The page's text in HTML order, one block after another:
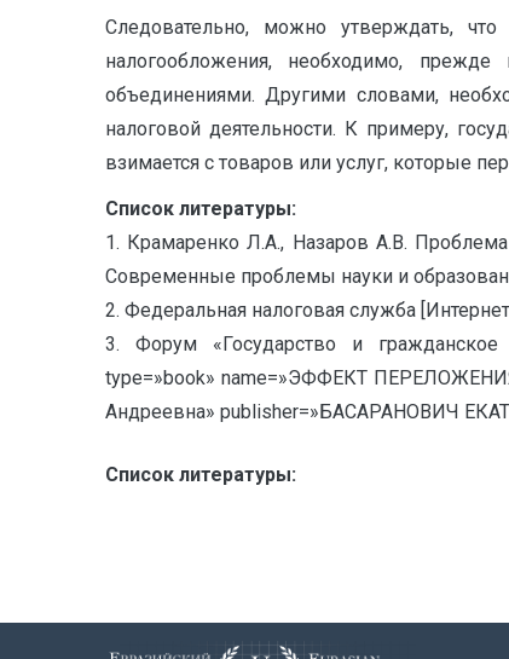
Следовательно, можно утверждать,
налогообложения, необходимо,
объединениями. Другими словами,
налоговой деятельности. К примеру,
взимается с товаров или услуг, которые
Список литературы:
1. Крамаренко Л.А., Назаров А.В.
Современные проблемы науки и
2. Федеральная налоговая служба
3. Форум «Государство и гражданское
type=»book» name=»ЭФФЕКТ
Андреевна» publisher=»БАСАРАНОВИЧ
Список литературы: